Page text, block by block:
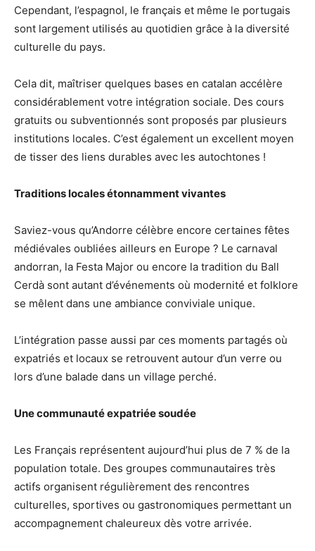
Cependant, l’espagnol, le français et même le portugais
sont largement utilisés au quotidien grâce à la diversité
culturelle du pays.
Cela dit, maîtriser quelques bases en catalan accélère
considérablement votre intégration sociale. Des cours
gratuits ou subventionnés sont proposés par plusieurs
institutions locales. C’est également un excellent moyen
de tisser des liens durables avec les autochtones !
Traditions locales étonnamment vivantes
Saviez-vous qu’Andorre célèbre encore certaines fêtes
médiévales oubliées ailleurs en Europe ? Le carnaval
andorran, la Festa Major ou encore la tradition du Ball
Cerdà sont autant d’événements où modernité et folklore
se mêlent dans une ambiance conviviale unique.
L’intégration passe aussi par ces moments partagés où
expatriés et locaux se retrouvent autour d’un verre ou
lors d’une balade dans un village perché.
Une communauté expatriée soudée
Les Français représentent aujourd’hui plus de 7 % de la
population totale. Des groupes communautaires très
actifs organisent régulièrement des rencontres
culturelles, sportives ou gastronomiques permettant un
accompagnement chaleureux dès votre arrivée.